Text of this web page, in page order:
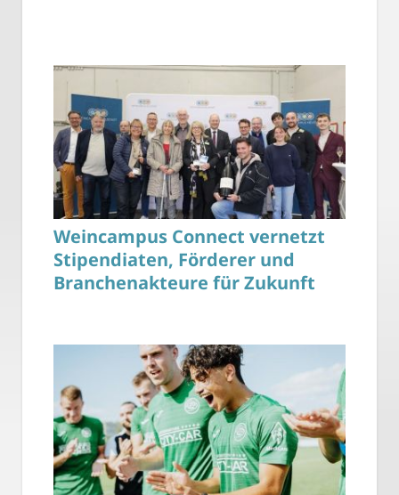
Weincampus Connect vernetzt
Stipendiaten, Förderer und
Branchenakteure für Zukunft